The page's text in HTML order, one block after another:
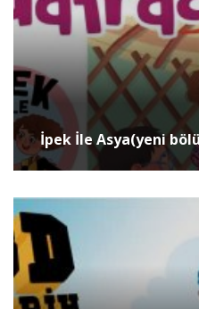
İpek İle Asya(yeni